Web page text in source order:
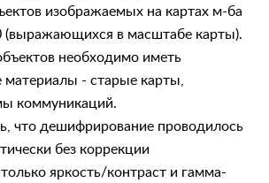
изображаемых на картах м-ба
(выражающихся в масштабе карты).
необходимо иметь
- старые карты,
коммуникаций.
что дешифрирование проводилось
без коррекции
яркость/контраст и гамма-